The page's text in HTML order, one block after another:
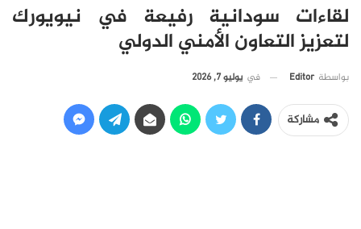
لقاءات سودانية رفيعة في نيويورك
لتعزيز التعاون الأمني الدولي
بواسطة Editor في يوليو 7, 2026
مشاركة